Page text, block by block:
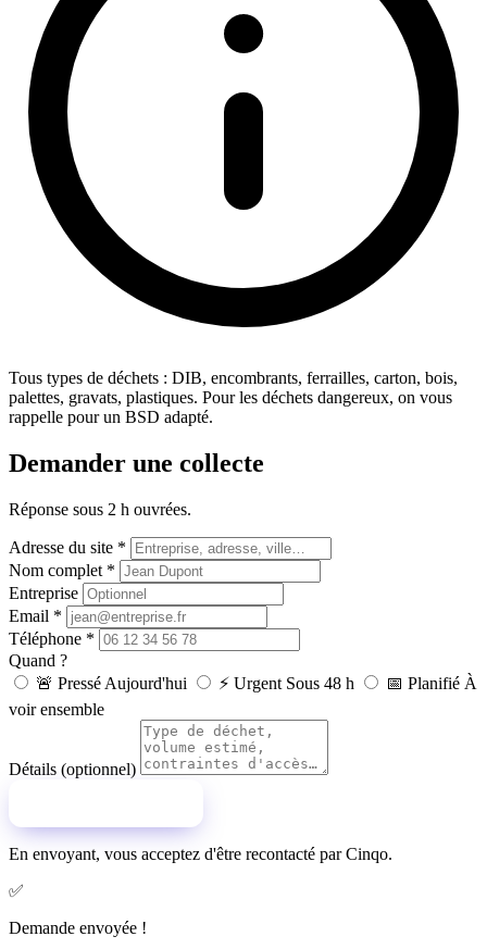
Tous types de déchets : DIB, encombrants, ferrailles, carton, bois,
palettes, gravats, plastiques. Pour les déchets dangereux, on vous
rappelle pour un BSD adapté.
Demander une collecte
Réponse sous 2 h ouvrées.
Adresse du site *
Nom complet *
Entreprise
Email *
Téléphone *
Quand ?
🚨 Pressé Aujourd'hui ⚡ Urgent Sous 48 h 📅 Planifié À
voir ensemble
Détails (optionnel)
En envoyant, vous acceptez d'être recontacté par Cinqo.
✅
Demande envoyée !